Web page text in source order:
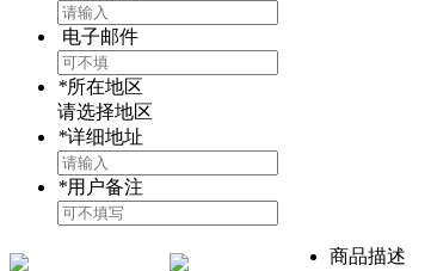
电子邮件
*所在地区
请选择地区
*详细地址
*用户备注
商品描述